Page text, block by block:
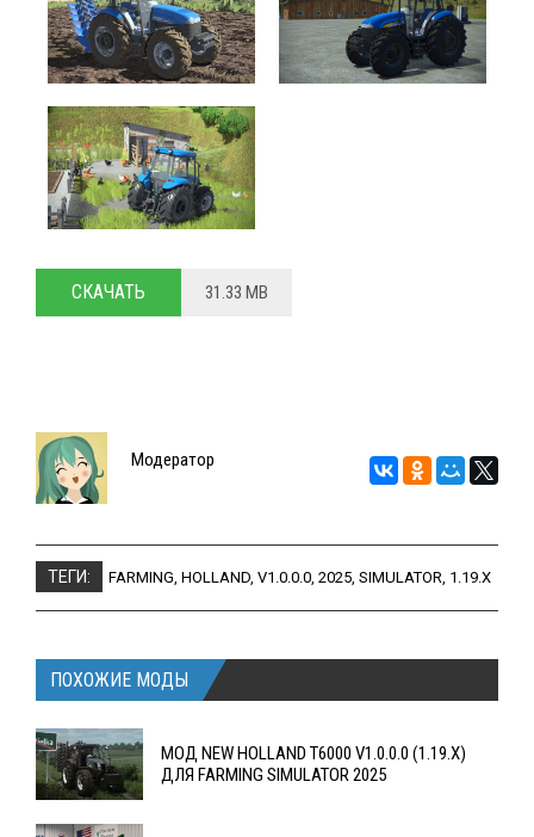
СКАЧАТЬ 31.33 MB
Модератор
ТЕГИ: FARMING, HOLLAND, V1.0.0.0, 2025, SIMULATOR, 1.19.X
ПОХОЖИЕ МОДЫ
МОД NEW HOLLAND T6000 V1.0.0.0 (1.19.X)
ДЛЯ FARMING SIMULATOR 2025